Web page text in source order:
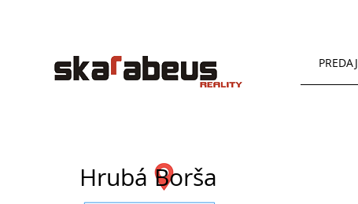
PREDAJ
Hrubá Borša